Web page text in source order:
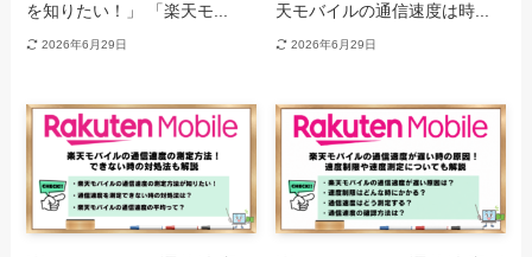
を知りたい！」 「楽天モ...
2026年6月29日
天モバイルの通信速度は時...
2026年6月29日